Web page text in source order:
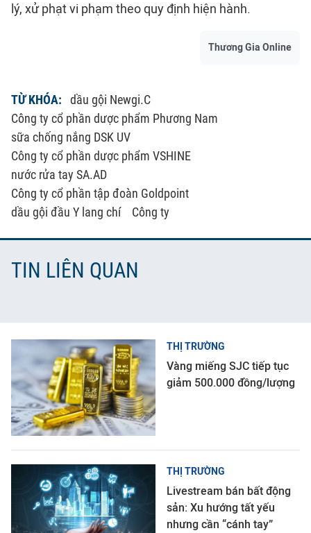
lý, xử phạt vi phạm theo quy định hiện hành.
Thương Gia Online
TỪ KHÓA:
dầu gội Newgi.C
Công ty cổ phần dược phẩm Phương Nam
sữa chống nắng DSK UV
Công ty cổ phần dược phẩm VSHINE
nước rửa tay SA.AD
Công ty cổ phần tập đoàn Goldpoint
dầu gội đầu Y lang chí
Công ty
TIN LIÊN QUAN
THỊ TRƯỜNG
Vàng miếng SJC tiếp tục
giảm 500.000 đồng/lượng
THỊ TRƯỜNG
Livestream bán bất động
sản: Xu hướng tất yếu
nhưng cần “cánh tay”